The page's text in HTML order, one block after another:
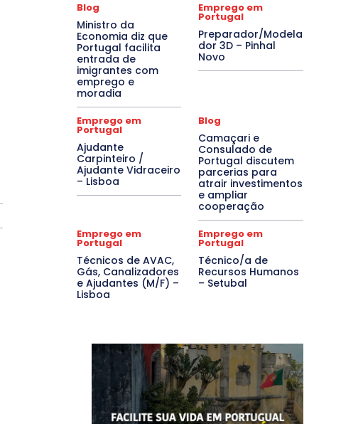
Blog
Ministro da
Economia diz que
Portugal facilita
entrada de
imigrantes com
emprego e
moradia
Emprego em
Portugal
Preparador/Modela
dor 3D – Pinhal
Novo
Emprego em
Portugal
Ajudante
Carpinteiro /
Ajudante Vidraceiro
– Lisboa
Blog
Camaçari e
Consulado de
Portugal discutem
parcerias para
atrair investimentos
e ampliar
cooperação
Emprego em
Portugal
Técnicos de AVAC,
Gás, Canalizadores
e Ajudantes (M/F) –
Lisboa
Emprego em
Portugal
Técnico/a de
Recursos Humanos
– Setubal